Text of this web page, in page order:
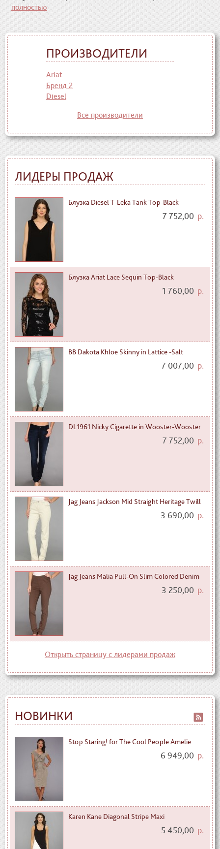
полностью
ПРОИЗВОДИТЕЛИ
Ariat
Бренд 2
Diesel
Все производители
ЛИДЕРЫ ПРОДАЖ
Блузка Diesel T-Leka Tank Top-Black
7 752,00 р.
Блузка Ariat Lace Sequin Top-Black
1 760,00 р.
BB Dakota Khloe Skinny in Lattice -Salt
7 007,00 р.
DL1961 Nicky Cigarette in Wooster-Wooster
7 752,00 р.
Jag Jeans Jackson Mid Straight Heritage Twill
3 690,00 р.
Jag Jeans Malia Pull-On Slim Colored Denim
3 250,00 р.
Открыть страницу с лидерами продаж
НОВИНКИ
Stop Staring! for The Cool People Amelie
6 949,00 р.
Karen Kane Diagonal Stripe Maxi
5 450,00 р.